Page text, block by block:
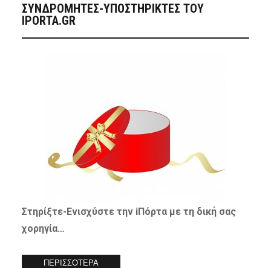
ΣΥΝΔΡΟΜΗΤΈΣ-ΥΠΟΣΤΗΡΙΚΤΈΣ ΤΟΥ
IPORTA.GR
Στηρίξτε-Ενισχύστετην iΠόρτα με τη δική σας
χορηγία…
ΠΕΡΙΣΣΟΤΕΡΑ